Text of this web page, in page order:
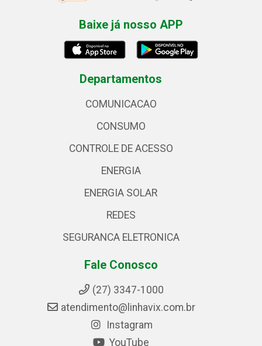
Baixe já nosso APP
Departamentos
COMUNICACAO
CONSUMO
CONTROLE DE ACESSO
ENERGIA
ENERGIA SOLAR
REDES
SEGURANCA ELETRONICA
Fale Conosco
(27) 3347-1000
atendimento@linhavix.com.br
Instagram
YouTube